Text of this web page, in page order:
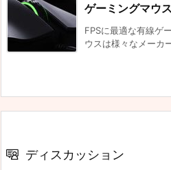
ゲーミングマウ
FPSに最適な有線ゲ
ウスは様々なメーカ
ディスカッション